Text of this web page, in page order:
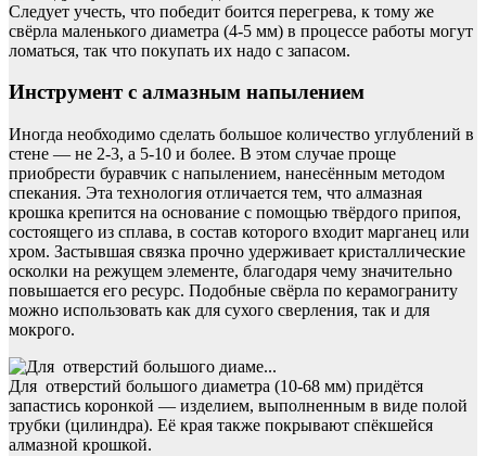
Следует учесть, что победит боится перегрева, к тому же
свёрла маленького диаметра (4-5 мм) в процессе работы могут
ломаться, так что покупать их надо с запасом.
Инструмент с алмазным напылением
Иногда необходимо сделать большое количество углублений в
стене — не 2-3, а 5-10 и более. В этом случае проще
приобрести буравчик с напылением, нанесённым методом
спекания. Эта технология отличается тем, что алмазная
крошка крепится на основание с помощью твёрдого припоя,
состоящего из сплава, в состав которого входит марганец или
хром. Застывшая связка прочно удерживает кристаллические
осколки на режущем элементе, благодаря чему значительно
повышается его ресурс. Подобные свёрла по керамограниту
можно использовать как для сухого сверления, так и для
мокрого.
Для отверстий большого диаметра (10-68 мм) придётся
запастись коронкой — изделием, выполненным в виде полой
трубки (цилиндра). Её края также покрывают спёкшейся
алмазной крошкой.